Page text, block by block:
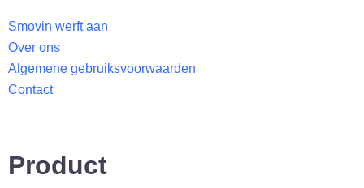
d
i
n
Smovin werft aan
Over ons
Algemene gebruiksvoorwaarden
Contact
Product